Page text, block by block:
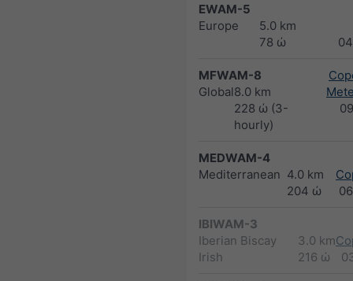
EWAM-5
Europe
5.0 km
78 ώ
MFWAM-8
Global8.0 km
228 ώ (3-
hourly)
MEDWAM-4
Mediterranean 4.0 km
204 ώ
IBIWAM-3
Iberian Biscay
Irish
3.0 km
216 ώ